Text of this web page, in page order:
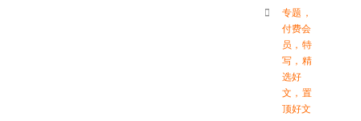
专题 ，
付费会
员 ， 特
写 ， 精
选好
文 ， 置
顶好文